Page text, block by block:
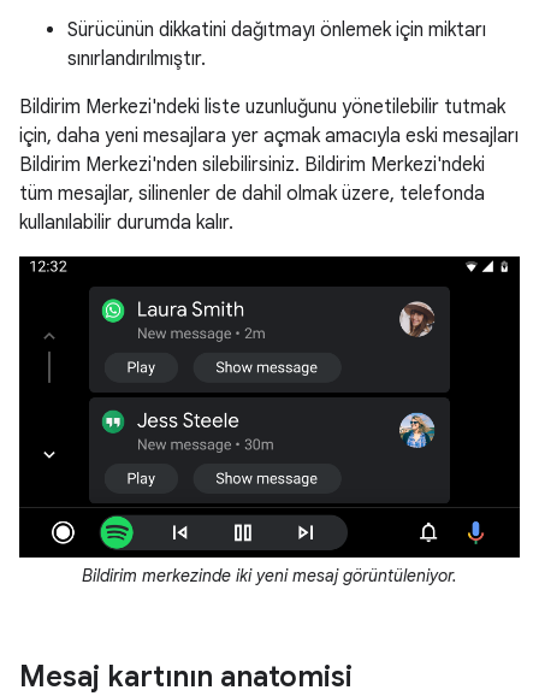
Sürücünün dikkatini dağıtmayı önlemek için miktarı
sınırlandırılmıştır.
Bildirim Merkezi'ndeki liste uzunluğunu yönetilebilir tutmak
için, daha yeni mesajlara yer açmak amacıyla eski mesajları
Bildirim Merkezi'nden silebilirsiniz. Bildirim Merkezi'ndeki
tüm mesajlar, silinenler de dahil olmak üzere, telefonda
kullanılabilir durumda kalır.
Bildirim merkezinde iki yeni mesaj görüntüleniyor.
Mesaj kartının anatomisi